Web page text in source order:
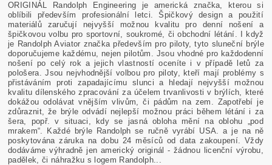
ORIGINÁL Randolph Engineering je americká značka, kterou si
oblíbili především profesionální letci. Špičkový design a použití
materiálů zaručují nejvyšší možnou kvalitu pro denní nošení a
špičkovou volbu pro sportovní, soukromé, či obchodní létání. I když
je Randolph Aviator značka především pro piloty, tyto sluneční brýle
doporučujeme každému, nejen pilotům. Jsou vhodné pro každodenní
nošení po celý rok a jejich vlastností oceníte i v případě letů za
pološera. Jsou nejvhodnější volbou pro piloty, kteří mají problémy s
přistáváním proti zapadajícímu slunci a hledají nejvyšší možnou
kvalitu dílenského zpracování za účelem trvanlivosti v brýlích, které
dokážou odolávat vnějším vlivům, či pádům na zem. Zapotřebí je
zdůraznit, že brýle odvádí nejlepší možnou práci během létání i za
šera, popř. v situaci, kdy se jasná obloha mění na oblohu „pod
mrakem“. Každé brýle Randolph se ručně vyrábí USA. a je na ně
poskytována záruka na dobu 24 měsíců od data zakoupení. Vždy
dodáváme výhradně jen americký originál - žádnou licenční výrobu,
padělek, či náhražku s logem Randolph...